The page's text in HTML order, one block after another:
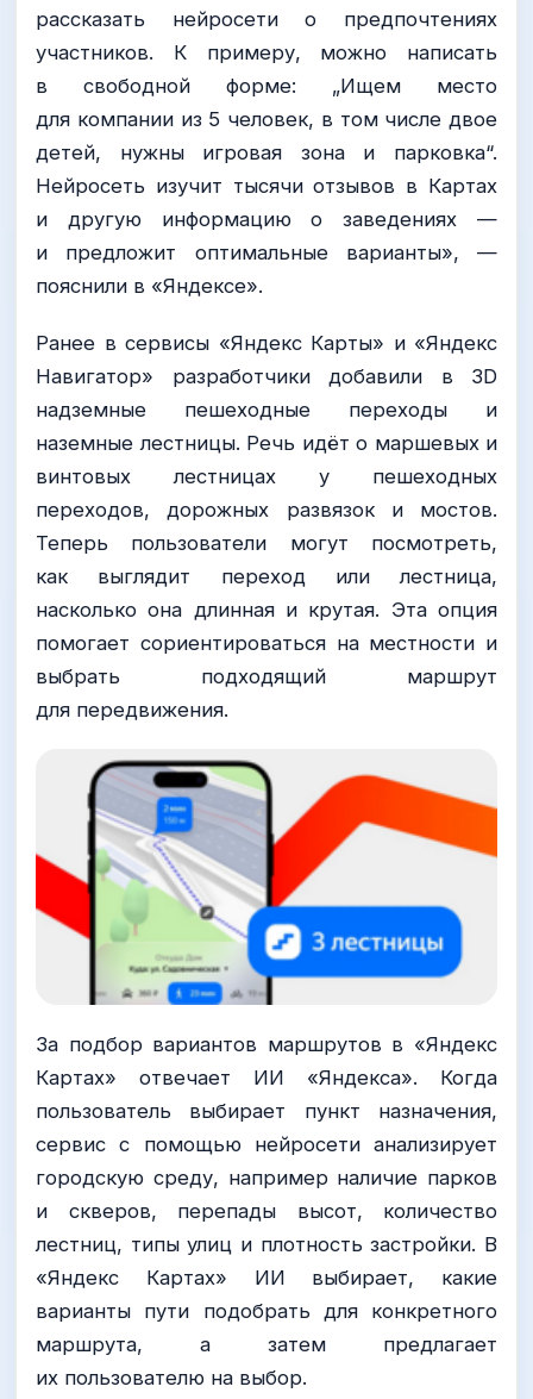
рассказать нейросети о предпочтениях
участников. К примеру, можно написать
в свободной форме: „Ищем место
для компании из 5 человек, в том числе двое
детей, нужны игровая зона и парковка“.
Нейросеть изучит тысячи отзывов в Картах
и другую информацию о заведениях —
и предложит оптимальные варианты», —
пояснили в «Яндексе».
Ранее в сервисы «Яндекс Карты» и «Яндекс
Навигатор» разработчики добавили в 3D
надземные пешеходные переходы и
наземные лестницы. Речь идёт о маршевых и
винтовых лестницах у пешеходных
переходов, дорожных развязок и мостов.
Теперь пользователи могут посмотреть,
как выглядит переход или лестница,
насколько она длинная и крутая. Эта опция
помогает сориентироваться на местности и
выбрать подходящий маршрут
для передвижения.
За подбор вариантов маршрутов в «Яндекс
Картах» отвечает ИИ «Яндекса». Когда
пользователь выбирает пункт назначения,
сервис с помощью нейросети анализирует
городскую среду, например наличие парков
и скверов, перепады высот, количество
лестниц, типы улиц и плотность застройки. В
«Яндекс Картах» ИИ выбирает, какие
варианты пути подобрать для конкретного
маршрута, а затем предлагает
их пользователю на выбор.